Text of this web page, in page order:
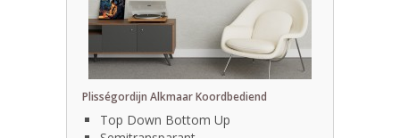
Plisségordijn Alkmaar Koordbediend
Top Down Bottom Up